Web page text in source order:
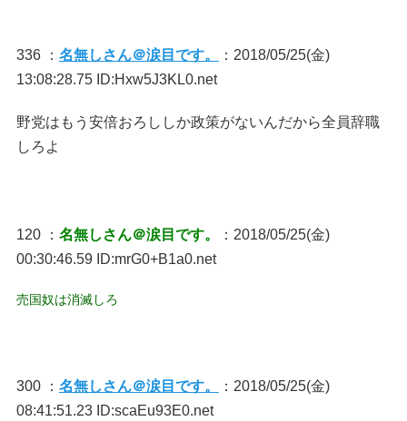
336 ： 名無しさん＠涙目です。
：2018/05/25(金)
13:08:28.75 ID:Hxw5J3KL0.net
野党はもう安倍おろししか政策がないんだから全員辞職
しろよ
120 ： 名無しさん＠涙目です。
：2018/05/25(金)
00:30:46.59 ID:mrG0+B1a0.net
売国奴は消滅しろ
300 ： 名無しさん＠涙目です。
：2018/05/25(金)
08:41:51.23 ID:scaEu93E0.net